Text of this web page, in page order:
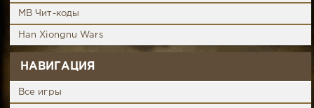
MB Чит-коды
Han Xiongnu Wars
НАВИГАЦИЯ
Все игры